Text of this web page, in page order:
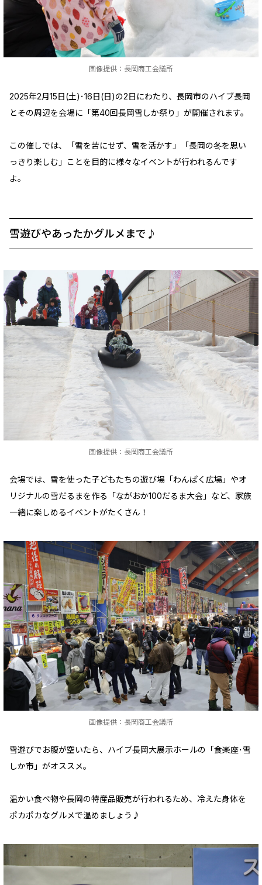
画像提供：長岡商工会議所
2025年2月15日(土)･16日(日)の2日にわたり、長岡市のハイブ長岡
とその周辺を会場に「第40回長岡雪しか祭り」が開催されます。
この催しでは、「雪を苦にせず、雪を活かす」「長岡の冬を思い
っきり楽しむ」ことを目的に様々なイベントが行われるんです
よ。
雪遊びやあったかグルメまで♪
画像提供：長岡商工会議所
会場では、雪を使った子どもたちの遊び場「わんぱく広場」やオ
リジナルの雪だるまを作る「ながおか100だるま大会」など、家族
一緒に楽しめるイベントがたくさん！
画像提供：長岡商工会議所
雪遊びでお腹が空いたら、ハイブ長岡大展示ホールの「食楽座･雪
しか市」がオススメ。
温かい食べ物や長岡の特産品販売が行われるため、冷えた身体を
ポカポカなグルメで温めましょう♪